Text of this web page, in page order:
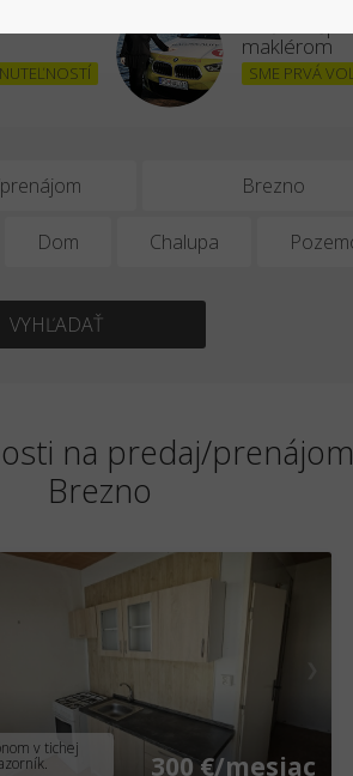
maklérom
SME PRVÁ
Dom Chalupa
VYHĽADAŤ
na predaj/prenájom
Brezno
v tichej
300 €/mesiac